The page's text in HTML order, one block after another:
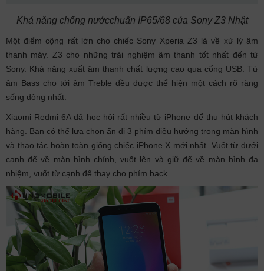
Khả năng chống nướcchuẩn IP65/68 của Sony Z3 Nhật
Một điểm cộng rất lớn cho chiếc Sony Xperia Z3 là về xử lý âm
thanh máy. Z3 cho những trải nghiệm âm thanh tốt nhất đến từ
Sony. Khả năng xuất âm thanh chất lượng cao qua cổng USB. Từ
âm Bass cho tới âm Treble đều được thể hiện một cách rõ ràng
sống động nhất.
Xiaomi Redmi 6A đã học hỏi rất nhiều từ iPhone để thu hút khách
hàng. Bạn có thể lựa chọn ẩn đi 3 phím điều hướng trong màn hình
và thao tác hoàn toàn giống chiếc iPhone X mới nhất. Vuốt từ dưới
cạnh để về màn hình chính, vuốt lên và giữ để về màn hình đa
nhiệm, vuốt từ cạnh để thay cho phím back.